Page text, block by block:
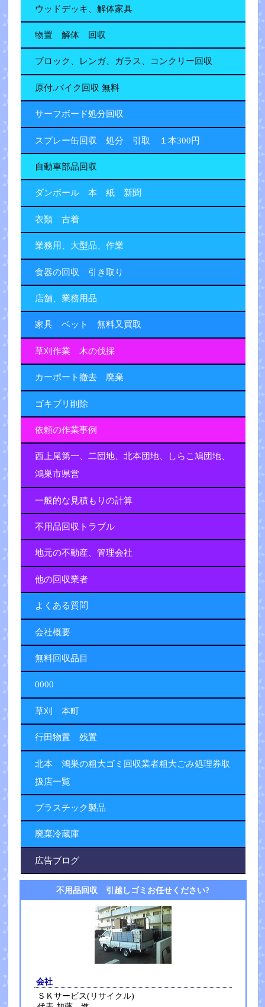
ウッドデッキ、解体家具
物置 解体 回収
ブロック、レンガ、ガラス、コンクリー回収
原付.バイク回収 無料
サーフボード処分回収
スプレー缶回収 処分 引取 １本300円
自動車部品回収
ダンボール 本 紙 新聞
衣類 古着
業務用、大型品、作業
食器の回収 引き取り
店舗、業務用品
家具 ベット 無料又買取
草刈作業 木の伐採
カーポート撤去 廃棄
ゴキブリ削除
依頼の作業事例
西上尾第一、二団地、北本団地、しらこ鳩団地、
鴻巣市県営
一般的な見積もりの計算
不用品回収トラブル
地元の不動産、管理会社
他の回収業者
よくある質問
会社概要
無料回収品目
0000
草刈 本町
行田物置 残置
北本 鴻巣の粗大ゴミ回収業者粗大ごみ処理券取
扱店一覧
プラスチック製品
廃棄冷蔵庫
広告ブログ
不用品回収 引越しゴミお任せください?
会社
ＳＫサービス(リサイクル)